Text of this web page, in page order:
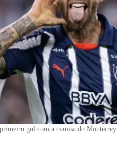
gol com a camisa do Monterrey